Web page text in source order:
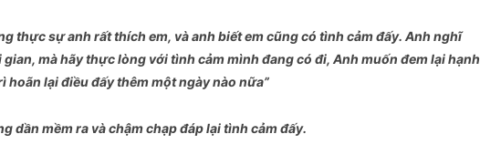
thực sự anh rất thích em, và anh biết em cũng có tình cảm đấy. Anh nghĩ
mà hãy thực lòng với tình cảm mình đang có đi, Anh muốn đem lại hạnh
lại điều đấy thêm một ngày nào nữa”
dần mềm ra và chậm chạp đáp lại tình cảm đấy.